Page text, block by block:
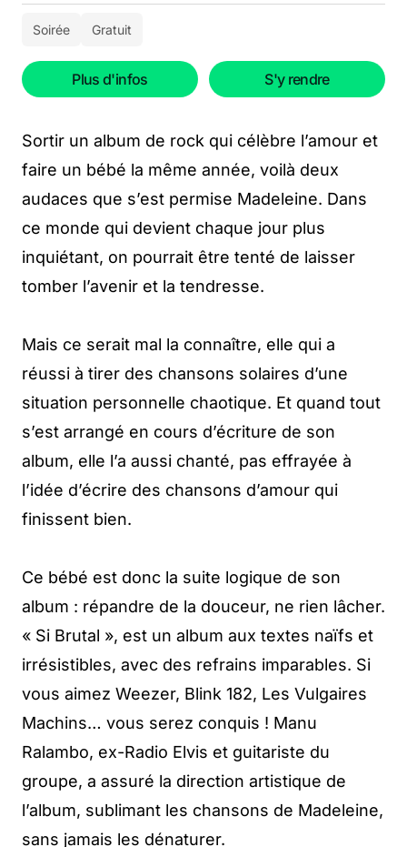
Soirée Gratuit
Plus d'infos S'y rendre
Sortir un album de rock qui célèbre l’amour et
faire un bébé la même année, voilà deux
audaces que s’est permise Madeleine. Dans
ce monde qui devient chaque jour plus
inquiétant, on pourrait être tenté de laisser
tomber l’avenir et la tendresse.
Mais ce serait mal la connaître, elle qui a
réussi à tirer des chansons solaires d’une
situation personnelle chaotique. Et quand tout
s’est arrangé en cours d’écriture de son
album, elle l’a aussi chanté, pas effrayée à
l’idée d’écrire des chansons d’amour qui
finissent bien.
Ce bébé est donc la suite logique de son
album : répandre de la douceur, ne rien lâcher.
« Si Brutal », est un album aux textes naïfs et
irrésistibles, avec des refrains imparables. Si
vous aimez Weezer, Blink 182, Les Vulgaires
Machins… vous serez conquis ! Manu
Ralambo, ex-Radio Elvis et guitariste du
groupe, a assuré la direction artistique de
l’album, sublimant les chansons de Madeleine,
sans jamais les dénaturer.